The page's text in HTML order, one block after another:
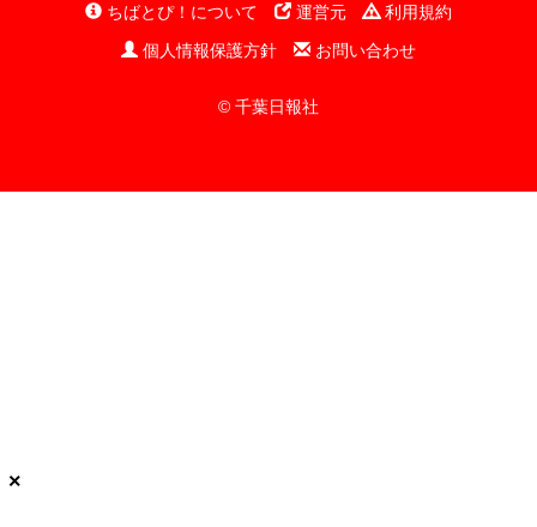
ちばとぴ！について 運営元
利用規約
個人情報保護方針
お問い合わせ
© 千葉日報社
×